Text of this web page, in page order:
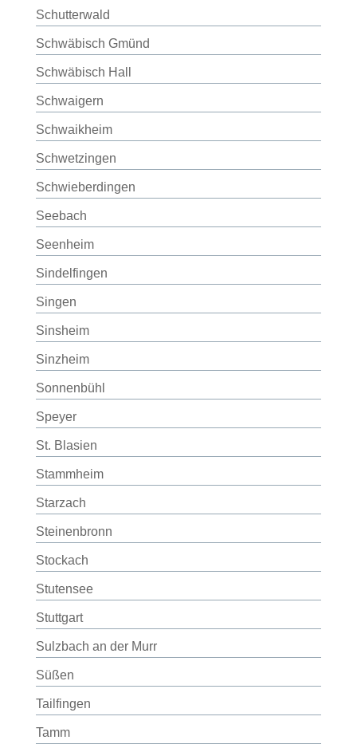
Schutterwald
Schwäbisch Gmünd
Schwäbisch Hall
Schwaigern
Schwaikheim
Schwetzingen
Schwieberdingen
Seebach
Seenheim
Sindelfingen
Singen
Sinsheim
Sinzheim
Sonnenbühl
Speyer
St. Blasien
Stammheim
Starzach
Steinenbronn
Stockach
Stutensee
Stuttgart
Sulzbach an der Murr
Süßen
Tailfingen
Tamm